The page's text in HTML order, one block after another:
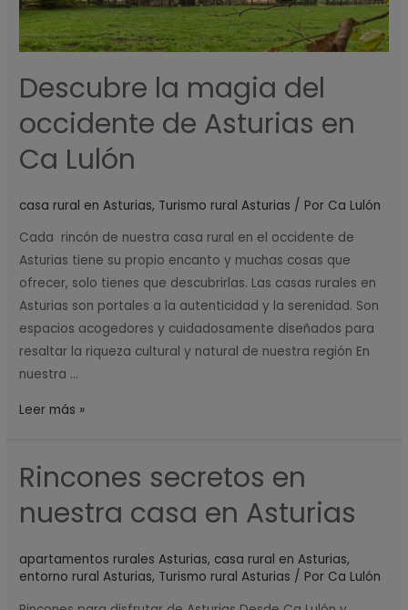
Descubre la magia del
occidente de Asturias en
Ca Lulón
casa rural en Asturias, Turismo rural Asturias / Por Ca Lulón
Cada rincón de nuestra casa rural en el occidente de
Asturias tiene su propio encanto y muchas cosas que
ofrecer, solo tienes que descubrirlas. Las casas rurales en
Asturias son portales a la autenticidad y la serenidad. Son
espacios acogedores y cuidadosamente diseñados para
resaltar la riqueza cultural y natural de nuestra región En
nuestra …
en
Ca
Leer más »
Rincones secretos en
nuestra casa en Asturias
apartamentos rurales Asturias, casa rural en Asturias,
entorno rural Asturias, Turismo rural Asturias / Por Ca Lulón
Rincones
secretos
en
casa
en